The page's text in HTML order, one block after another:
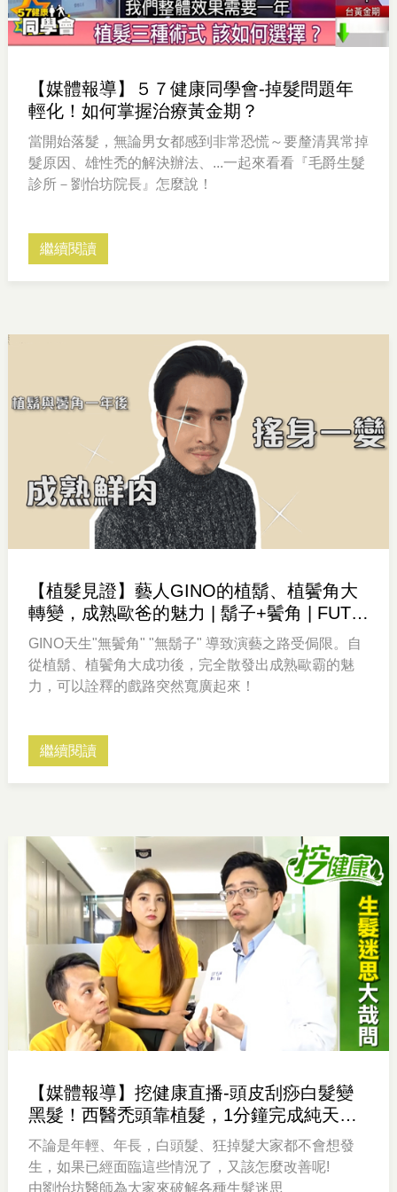
【媒體報導】５７健康同學會-掉髮問題年
輕化！如何掌握治療黃金期？
當開始落髮，無論男女都感到非常恐慌～要釐清異常掉
髮原因、雄性禿的解決辦法、...一起來看看『毛爵生髮
診所－劉怡坊院長』怎麼說！
繼續閱讀
【植髮見證】藝人GINO的植鬍、植鬢角大
轉變，成熟歐爸的魅力 | 鬍子+鬢角 | FUT美
形植髮
GINO天生"無鬢角" "無鬍子" 導致演藝之路受侷限。自
從植鬍、植鬢角大成功後，完全散發出成熟歐霸的魅
力，可以詮釋的戲路突然寬廣起來！
繼續閱讀
【媒體報導】挖健康直播-頭皮刮痧白髮變
黑髮！西醫禿頭靠植髮，1分鐘完成純天然
染髮劑
不論是年輕、年長，白頭髮、狂掉髮大家都不會想發
生，如果已經面臨這些情況了，又該怎麼改善呢!
由劉怡坊醫師為大家來破解各種生髮迷思